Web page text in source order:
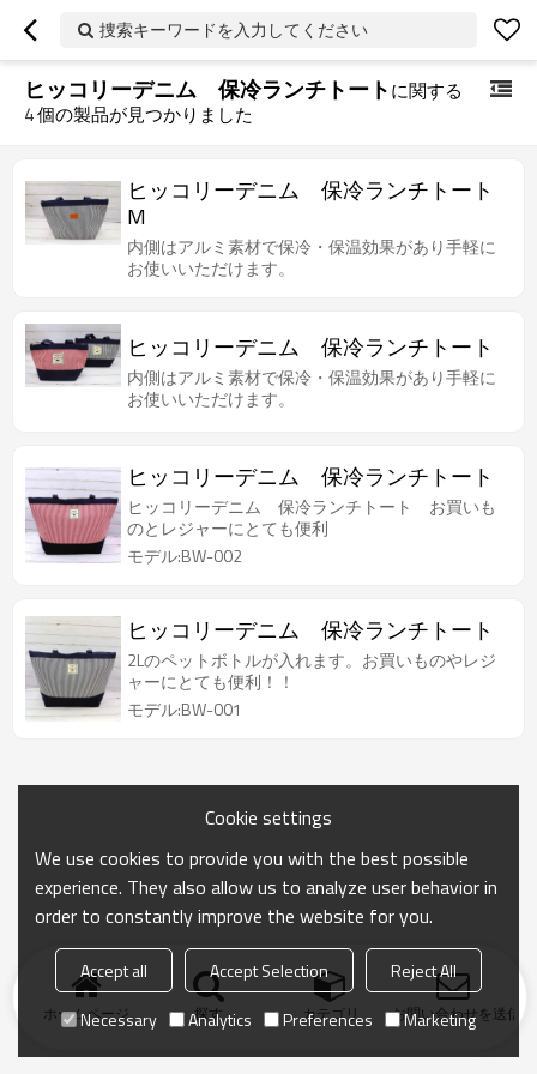
捜索キーワードを入力してください
ヒッコリーデニム 保冷ランチトートに関する
4個の製品が見つかりました
ヒッコリーデニム 保冷ランチトート
M
内側はアルミ素材で保冷・保温効果があり手軽に
お使いいただけます。
ヒッコリーデニム 保冷ランチトート
内側はアルミ素材で保冷・保温効果があり手軽に
お使いいただけます。
ヒッコリーデニム 保冷ランチトート
ヒッコリーデニム 保冷ランチトート お買いも
のとレジャーにとても便利
モデル:BW-002
ヒッコリーデニム 保冷ランチトート
2Lのペットボトルが入れます。お買いものやレジ
ャーにとても便利！！
モデル:BW-001
ホームページ 探す カテゴリ お問い合わせを送信
Cookie settings
We use cookies to provide you with the best possible
experience. They also allow us to analyze user behavior in
order to constantly improve the website for you.
Accept all Accept Selection
Reject All
Necessary
Analytics Preferences Marketing